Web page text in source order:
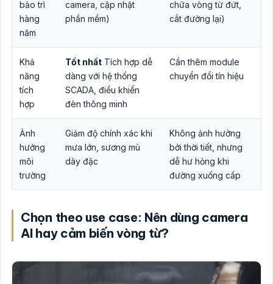
bảo trì
hàng
năm
camera, cập nhật
phần mềm)
chữa vòng từ đứt,
cắt đường lại)
Khả
năng
tích
hợp
Tốt nhất Tích hợp dễ
dàng với hệ thống
SCADA, điều khiển
đèn thông minh
Cần thêm module
chuyển đổi tín hiệu
Ảnh
hưởng
môi
trường
Giảm độ chính xác khi
mưa lớn, sương mù
dày đặc
Không ảnh hưởng
bởi thời tiết, nhưng
dễ hư hỏng khi
đường xuống cấp
Chọn theo use case: Nên dùng camera
AI hay cảm biến vòng từ?